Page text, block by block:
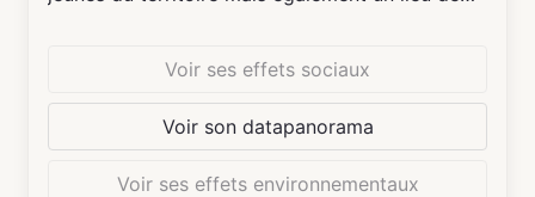
Voir ses effets sociaux
Voir son datapanorama
Voir ses effets environnementaux